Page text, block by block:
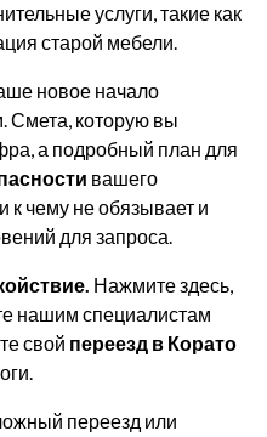
услуги, такие как
старой мебели.
новое начало
Смета, которую вы
а подробный план для
вашего
к чему не обязывает и
для запроса.
Нажмите здесь,
нашим специалистам
свой переезд в Корато
переезд или